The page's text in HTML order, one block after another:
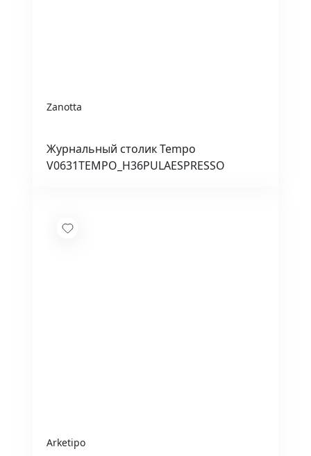
Zanotta
Журнальный столик Tempo
V0631TEMPO_H36PULAESPRESSO
Arketipo